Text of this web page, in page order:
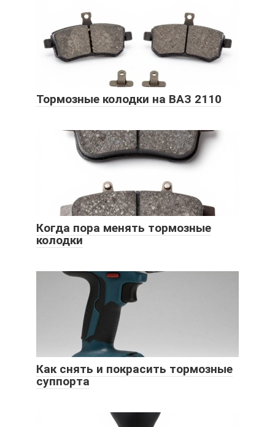
Тормозные колодки на ВАЗ 2110
Когда пора менять тормозные
колодки
Как снять и покрасить тормозные
суппорта